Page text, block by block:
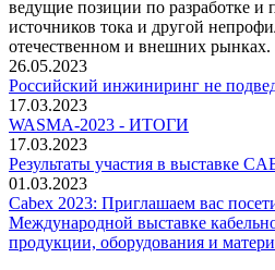
ведущие позиции по разработке и
источников тока и другой
отечественном и внешних рынках.
26.05.2023
Российский инжиниринг не
17.03.2023
WASMA-2023 - ИТОГИ
17.03.2023
Результаты участия в выставке
01.03.2023
Cabex 2023: Приглашаем вас
Международной выставке
продукции, оборудования и